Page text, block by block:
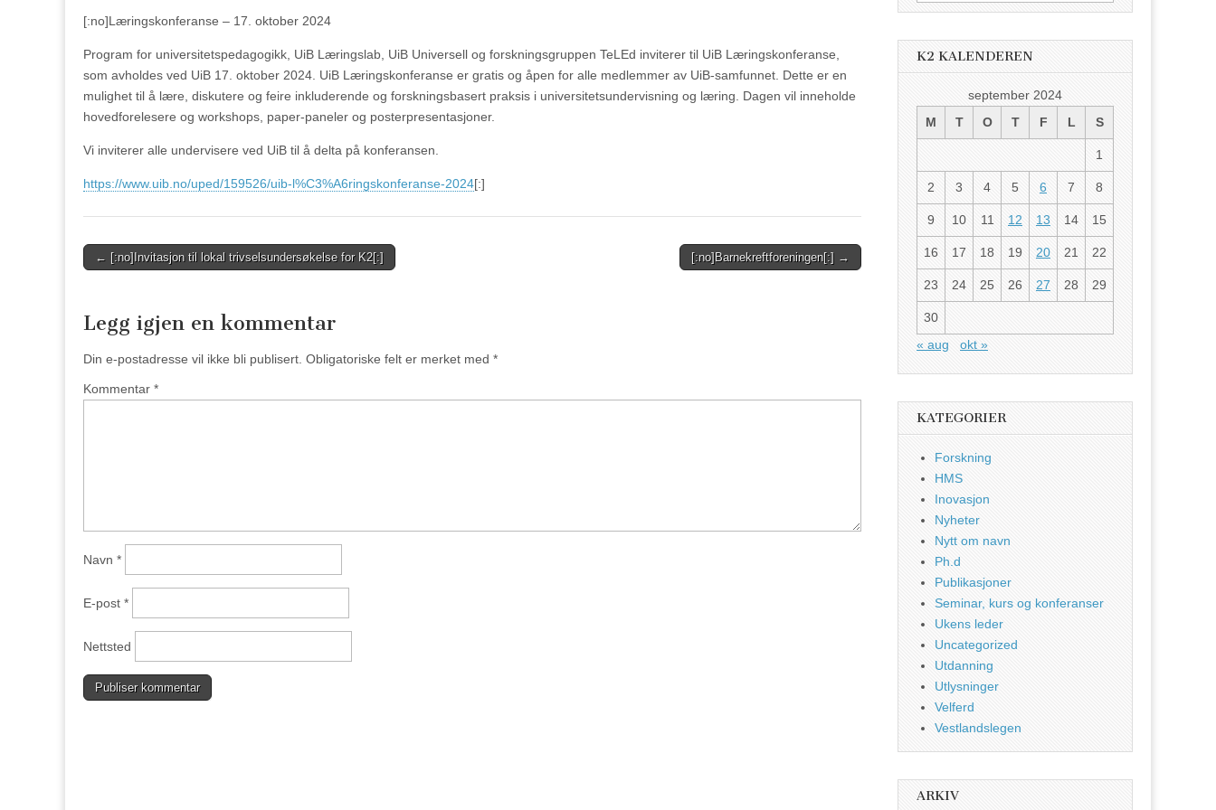
[:no]Læringskonferanse – 17. oktober 2024
Program for universitetspedagogikk, UiB Læringslab, UiB Universell og forskningsgruppen TeLEd inviterer til UiB Læringskonferanse,
som avholdes ved UiB 17. oktober 2024. UiB Læringskonferanse er gratis og åpen for alle medlemmer av UiB-samfunnet. Dette er en
mulighet til å lære, diskutere og feire inkluderende og forskningsbasert praksis i universitetsundervisning og læring. Dagen vil inneholde
hovedforelesere og workshops, paper-paneler og posterpresentasjoner.
Vi inviterer alle undervisere ved UiB til å delta på konferansen.
https://www.uib.no/uped/159526/uib-l%C3%A6ringskonferanse-2024[:]
Post
← [:no]Invitasjon til lokal trivselsundersøkelse for K2[:] [:no]Barnekreftforeningen[:] →
Legg igjen en kommentar
Din e-postadresse vil ikke bli publisert. Obligatoriske felt er merket med *
Kommentar *
Navn *
E-post *
Nettsted
K2 KALENDEREN
september 2024
M
T O T F L S
1
2 3 4 5 6 7 8
9 10 11 12 13 14 15
16 17 18 19 20 21 22
23 24 25 26 27 28 29
30
« aug
okt »
KATEGORIER
Forskning
HMS
Inovasjon
Nyheter
Nytt om navn
Ph.d
Publikasjoner
Seminar, kurs og konferanser
Ukens leder
Uncategorized
Utdanning
Utlysninger
Velferd
Vestlandslegen
ARKIV